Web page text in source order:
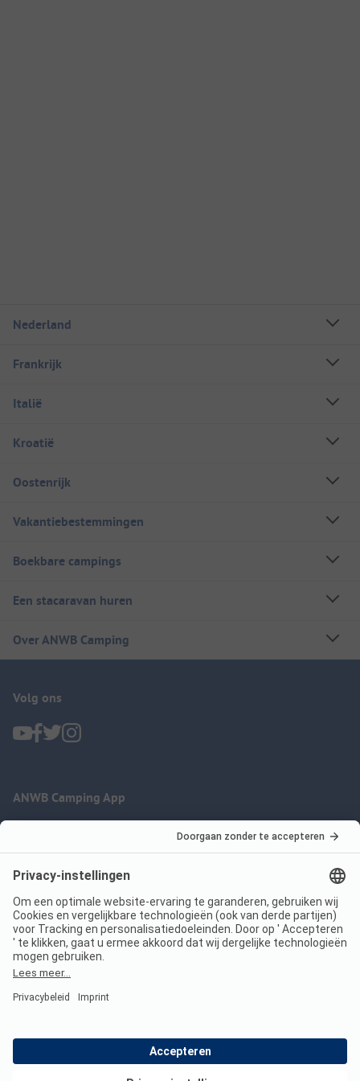
Nederland
Frankrijk
Italië
Kroatië
Oostenrijk
Vakantiebestemmingen
Boekbare campings
Een stacaravan huren
Over ANWB Camping
Volg ons
ANWB Camping App
Imprint
Jouw privacy
Voorwaarden
Wet digitale diensten